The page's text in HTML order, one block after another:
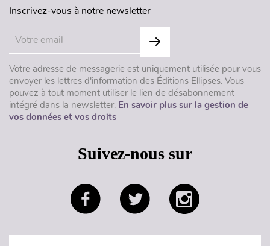
Inscrivez-vous à notre newsletter
Votre adresse de messagerie est uniquement utilisée pour vous
envoyer les lettres d'information des Éditions Ellipses. Vous
pouvez à tout moment utiliser le lien de désabonnement
intégré dans la newsletter. En savoir plus sur la gestion de
vos données et vos droits
Suivez-nous sur